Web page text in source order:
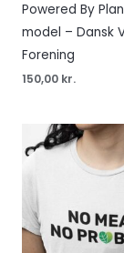
Powered By
model – Dansk
Forening
150,00 kr.